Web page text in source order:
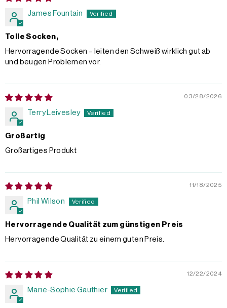
James Fountain
Tolle Socken,
Hervorragende Socken – leiten den Schweiß wirklich gut ab
und beugen Problemen vor.
03/28/2026
Terry Leivesley
Großartig
Großartiges Produkt
11/18/2025
Phil Wilson
Hervorragende Qualität zum günstigen Preis
Hervorragende Qualität zu einem guten Preis.
12/22/2024
Marie-Sophie Gauthier